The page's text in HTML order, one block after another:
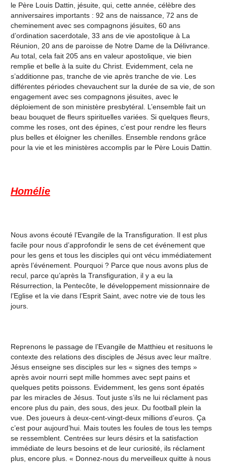
le Père Louis Dattin, jésuite, qui, cette année, célèbre des
anniversaires importants : 92 ans de naissance, 72 ans de
cheminement avec ses compagnons jésuites, 60 ans
d’ordination sacerdotale, 33 ans de vie apostolique à La
Réunion, 20 ans de paroisse de Notre Dame de la Délivrance.
Au total, cela fait 205 ans en valeur apostolique, vie bien
remplie et belle à la suite du Christ. Evidemment, cela ne
s’additionne pas, tranche de vie après tranche de vie. Les
différentes périodes chevauchent sur la durée de sa vie, de son
engagement avec ses compagnons jésuites, avec le
déploiement de son ministère presbytéral. L’ensemble fait un
beau bouquet de fleurs spirituelles variées. Si quelques fleurs,
comme les roses, ont des épines, c’est pour rendre les fleurs
plus belles et éloigner les chenilles. Ensemble rendons grâce
pour la vie et les ministères accomplis par le Père Louis Dattin.
Homélie
Nous avons écouté l’Evangile de la Transfiguration. Il est plus
facile pour nous d’approfondir le sens de cet événement que
pour les gens et tous les disciples qui ont vécu immédiatement
après l’événement. Pourquoi ? Parce que nous avons plus de
recul, parce qu’après la Transfiguration, il y a eu la
Résurrection, la Pentecôte, le développement missionnaire de
l’Eglise et la vie dans l’Esprit Saint, avec notre vie de tous les
jours.
Reprenons le passage de l’Evangile de Matthieu et resituons le
contexte des relations des disciples de Jésus avec leur maître.
Jésus enseigne ses disciples sur les « signes des temps »
après avoir nourri sept mille hommes avec sept pains et
quelques petits poissons. Evidemment, les gens sont épatés
par les miracles de Jésus. Tout juste s’ils ne lui réclament pas
encore plus du pain, des sous, des jeux. Du football plein la
vue. Des joueurs à deux-cent-vingt-deux millions d’euros. Ça
c’est pour aujourd’hui. Mais toutes les foules de tous les temps
se ressemblent. Centrées sur leurs désirs et la satisfaction
immédiate de leurs besoins et de leur curiosité, ils réclament
plus, encore plus. « Donnez-nous du merveilleux quitte à nous